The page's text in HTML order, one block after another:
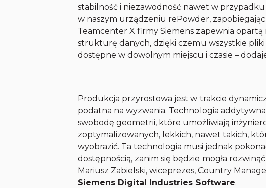
stabilność i niezawodność nawet w
w naszym urządzeniu rePowder,
Teamcenter X firmy Siemens zapewnia
strukturę danych, dzięki czemu wszystkie
dostępne w dowolnym miejscu i czasie –
Produkcja przyrostowa jest w trakcie
podatna na wyzwania. Technologia
swobodę geometrii, które umożliwiają
zoptymalizowanych, lekkich, nawet takich,
wyobrazić. Ta technologia musi jednak
dostępnością, zanim się będzie mogła
Mariusz Zabielski, wiceprezes, Country
Siemens Digital Industries Software.